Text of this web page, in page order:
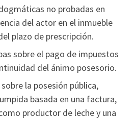
no probadas en
del actor en el inmueble
plazo de prescripción.
sobre el pago de impuestos
del ánimo posesorio.
la posesión pública,
basada en una factura,
productor de leche y una